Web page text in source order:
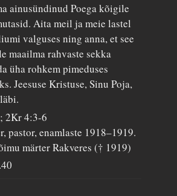
ainusündinud Poega kõigile
Aita meil ja meie lastel
valguses ning anna, et see
maailma rahvaste sekka
üha rohkem pimeduses
Jeesuse Kristuse, Sinu Poja,
2Kr 4:3-6
pastor, enamlaste 1918–1919.
märter Rakveres († 1919)